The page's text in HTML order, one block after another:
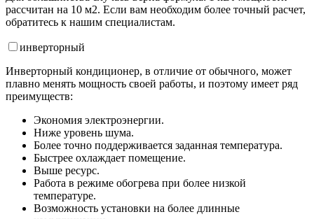
рассчитан на 10 м2. Если вам необходим более точный расчет,
обратитесь к нашим специалистам.
инверторный
Инверторный кондиционер, в отличие от обычного, может
плавно менять мощность своей работы, и поэтому имеет ряд
преимуществ:
Экономия электроэнергии.
Ниже уровень шума.
Более точно поддерживается заданная температура.
Быстрее охлаждает помещение.
Выше ресурс.
Работа в режиме обогрева при более низкой
температуре.
Возможность установки на более длинные